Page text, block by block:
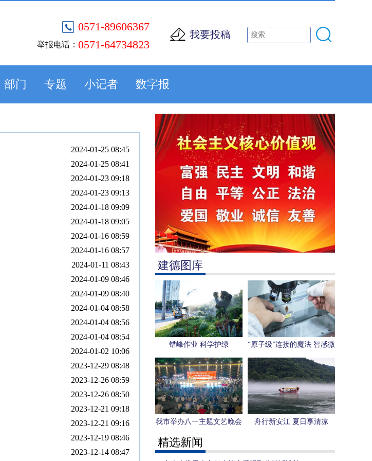
0571-89606367
举报电话： 0571-64734823
我要投稿
部门 专题 小记者 数字报
建德图库
错峰作业 科学护绿
“原子级”连接的魔法 智感微
电子用一枚芯片感知“人形
机器人”未来
我市举办八一主题文艺晚会 舟行新安江 夏日享清凉
精选新闻
2024-01-25 08:45
2024-01-25 08:41
2024-01-23 09:18
2024-01-23 09:13
2024-01-18 09:09
2024-01-18 09:05
2024-01-16 08:59
2024-01-16 08:57
2024-01-11 08:43
2024-01-09 08:46
2024-01-09 08:40
2024-01-04 08:58
2024-01-04 08:56
2024-01-04 08:54
2024-01-02 10:06
2023-12-29 08:48
2023-12-26 08:59
2023-12-26 08:50
2023-12-21 09:18
2023-12-21 09:16
2023-12-19 08:46
2023-12-14 08:47